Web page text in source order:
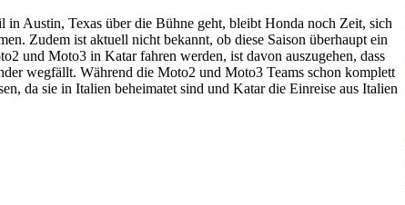
Austin, Texas über die Bühne geht, bleibt Honda noch Zeit, sich
Zudem ist aktuell nicht bekannt, ob diese Saison überhaupt ein
und Moto3 in Katar fahren werden, ist davon auszugehen, dass
wegfällt. Während die Moto2 und Moto3 Teams schon komplett
da sie in Italien beheimatet sind und Katar die Einreise aus Italien